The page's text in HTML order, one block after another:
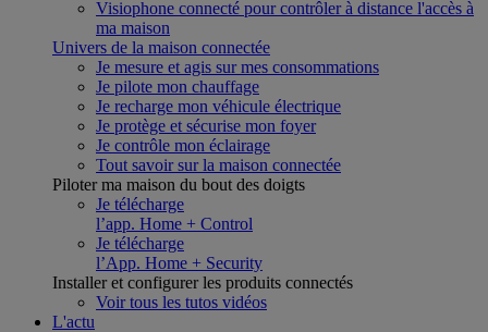
Visiophone connecté pour contrôler à distance l'accès à
ma maison
Univers de la maison connectée
Je mesure et agis sur mes consommations
Je pilote mon chauffage
Je recharge mon véhicule électrique
Je protège et sécurise mon foyer
Je contrôle mon éclairage
Tout savoir sur la maison connectée
Piloter ma maison du bout des doigts
Je télécharge
l’app. Home + Control
Je télécharge
l’App. Home + Security
Installer et configurer les produits connectés
Voir tous les tutos vidéos
L'actu